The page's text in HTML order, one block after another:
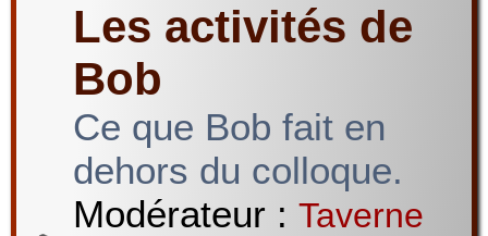
Les activités de
Bob
Ce que Bob fait en
dehors du colloque.
Modérateur : Taverne